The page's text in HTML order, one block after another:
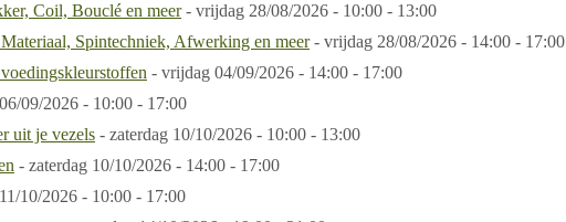
Coil, Bouclé en meer- vrijdag 28/08/2026 - 10:00 - 13:00
Spintechniek, Afwerking en meer- vrijdag 28/08/2026 - 14:00 - 17:00
- vrijdag 04/09/2026 - 14:00 - 17:00
06/09/2026 - 10:00 - 17:00
uit je vezels - zaterdag 10/10/2026 - 10:00 - 13:00
- zaterdag 10/10/2026 - 14:00 - 17:00
11/10/2026 - 10:00 - 17:00